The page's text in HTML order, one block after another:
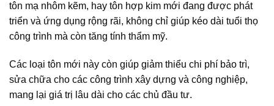
tôn mạ nhôm kẽm, hay tôn hợp kim mới đang được phát
triển và ứng dụng rộng rãi, không chỉ giúp kéo dài tuổi thọ
công trình mà còn tăng tính thẩm mỹ.
Các loại tôn mới này còn giúp giảm thiểu chi phí bảo trì,
sửa chữa cho các công trình xây dựng và công nghiệp,
mang lại giá trị lâu dài cho các chủ đầu tư.